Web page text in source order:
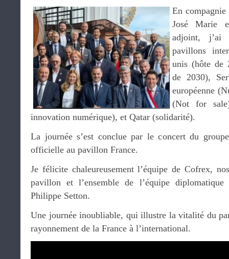
En
José Marie
adjoint, j’ai
pavillons
unis (hôte de
de 2030),
européenne
(Not for
innovation numérique), et Qatar (solidarité).
La journée s’est conclue par le concert du
officielle au pavillon France.
Je félicite chaleureusement l’équipe de Cofrex,
pavillon et l’ensemble de l’équipe diplomatique
Philippe Setton.
Une journée inoubliable, qui illustre la vitalité du
rayonnement de la France à l’international.